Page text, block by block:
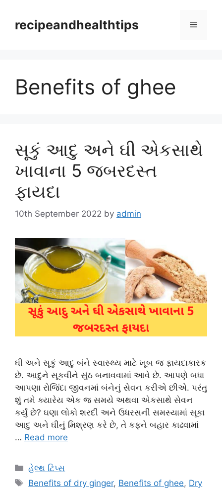
contentrecipeandhealthtips Menu
Benefits of ghee
સૂકું આદુ અને ઘી એકસાથે
ખાવાના 5 જબરદસ્ત
ફાયદા
10th September 2022 by admin
ઘી અને સૂકું આદુ બંને સ્વાસ્થ્ય માટે ખૂબ જ ફાયદાકારક
છે. આદુને સૂકવીને સુંઠ બનાવવામાં આવે છે. આપણે બધા
આપણા રોજિંદા જીવનમાં બંનેનું સેવન કરીએ છીએ. પરંતુ
શું તમે ક્યારેય એક જ સમયે અથવા એકસાથે સેવન
કર્યું છે? ઘણા લોકો શરદી અને ઉધરસની સમસ્યામાં સૂકા
આદુ અને ઘીનું મિશ્રણ કરે છે, તે કફને બહાર કાઢવામાં
… Read more
Categories
હેલ્થ ટિપ્સ
Tags
Benefits of dry ginger, Benefits of ghee, Dry